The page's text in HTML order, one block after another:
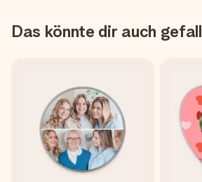
Das könnte dir auch